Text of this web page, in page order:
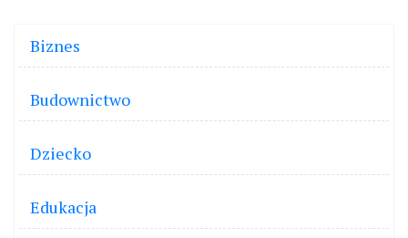
Biznes
Budownictwo
Dziecko
Edukacja